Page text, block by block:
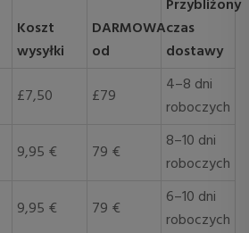
Koszt
wysyłki
DARMOWA
od
Przybliżony
czas
dostawy
£7,50 £79
4–8 dni
roboczych
9,95 € 79 €
8–10 dni
roboczych
9,95 € 79 €
6–10 dni
roboczych